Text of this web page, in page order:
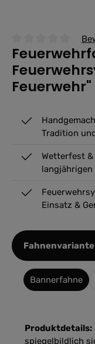
Durchschnittliche
Tradition
Wetterfest
Einsatz &
Fahnenvariante
Bannerfahne
Produktdetails:
spiegelbildlich